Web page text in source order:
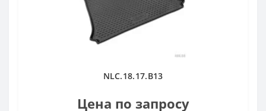
NLC.18.17.B13
Цена по запросу